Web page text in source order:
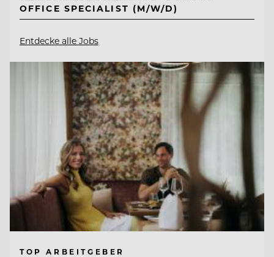
OFFICE SPECIALIST (M/W/D)
Entdecke alle Jobs
TOP ARBEITGEBER